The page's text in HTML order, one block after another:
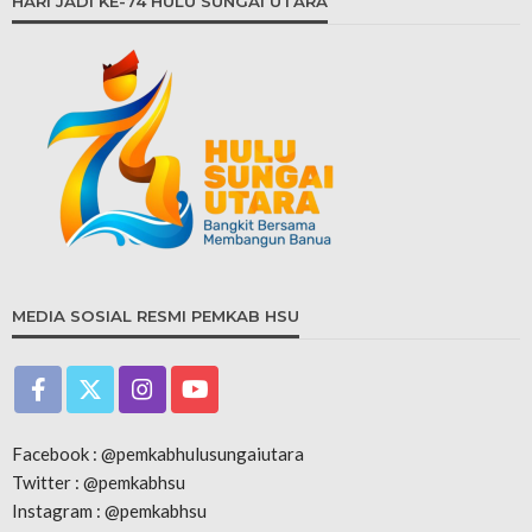
MEDIA SOSIAL RESMI PEMKAB HSU
Facebook : @pemkabhulusungaiutara
Twitter : @pemkabhsu
Instagram : @pemkabhsu